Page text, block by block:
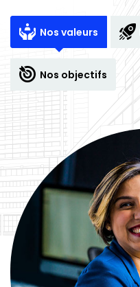
Nos valeurs
Nos objectifs